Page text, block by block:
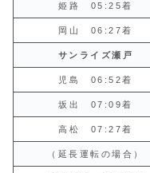
姫路 05:25着
岡山 06:27着
サンライズ瀬戸
児島 06:52着
坂出 07:09着
高松 07:27着
（延長運転の場合）